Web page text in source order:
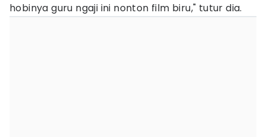
hobinya guru ngaji ini nonton film biru," tutur dia.